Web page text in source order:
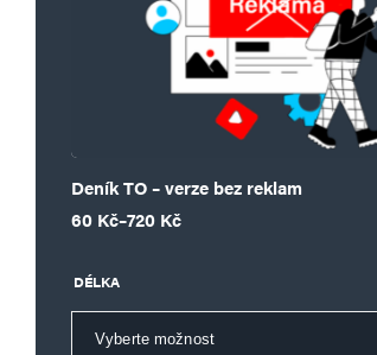
Deník TO – verze bez reklam
60 Kč–720 Kč
Rozpětí cen: 60 Kč až 720 Kč
DÉLKA